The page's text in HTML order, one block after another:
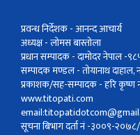
प्रवन्ध निर्देशक - आनन्द आचार्य
अध्यक्ष - लोमस बास्तोला
प्रधान सम्पादक - दामोदर नेपाल -
सम्पादक मण्डल - तोयानाथ दाहाल,
प्रकाशक/सह-सम्पादक - हरि कृष्ण
www.titopati.com
email:
सूचना बिभाग दर्ता नं -३००९-